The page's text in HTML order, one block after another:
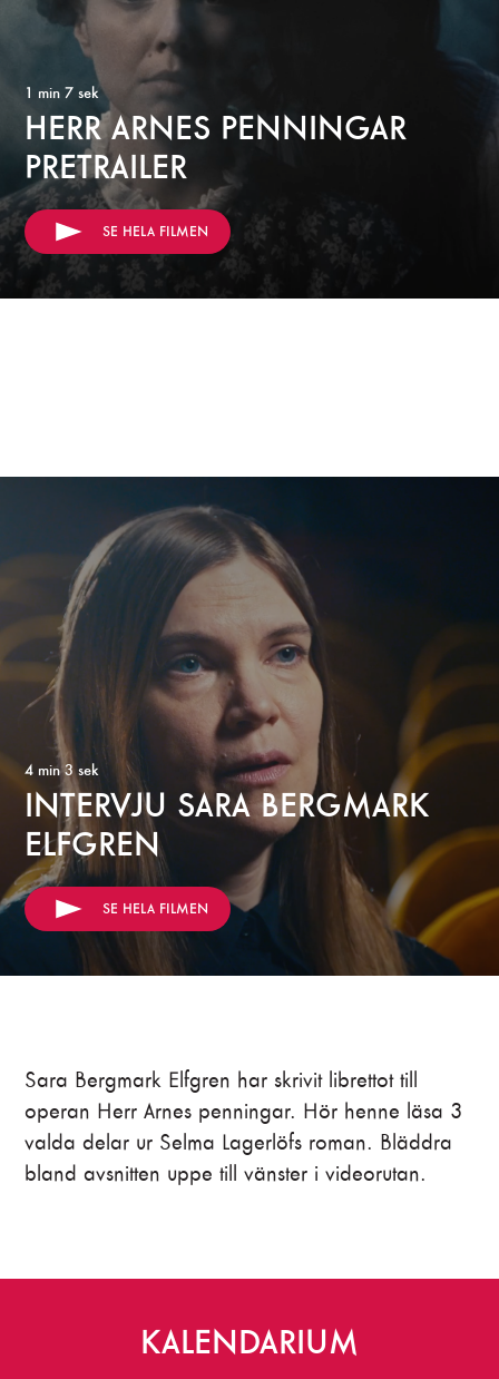
1 min 7 sek
HERR ARNES PENNINGAR
PRETRAILER
SE HELA FILMEN
4 min 3 sek
INTERVJU SARA BERGMARK
ELFGREN
SE HELA FILMEN
Sara Bergmark Elfgren har skrivit librettot till
operan Herr Arnes penningar. Hör henne läsa 3
valda delar ur Selma Lagerlöfs roman. Bläddra
bland avsnitten uppe till vänster i videorutan.
KALENDARIUM